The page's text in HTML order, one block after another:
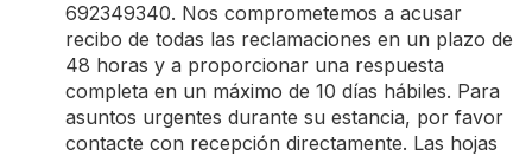
692349340. Nos comprometemos a acusar
recibo de todas las reclamaciones en un plazo de
48 horas y a proporcionar una respuesta
completa en un máximo de 10 días hábiles. Para
asuntos urgentes durante su estancia, por favor
contacte con recepción directamente. Las hojas